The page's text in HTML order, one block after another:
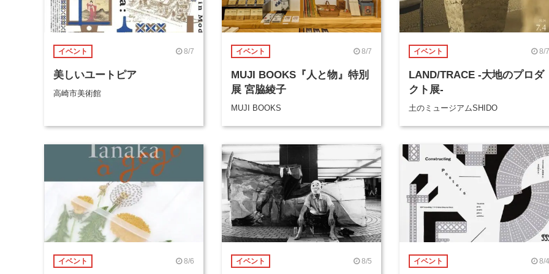
イベント 8/7
美しいユートピア
高崎市美術館
イベント 8/7
MUJI BOOKS『人と物』特別
展 宮脇綾子
MUJI BOOKS
イベント 8/7
LAND/TRACE -大地のプロダ
クト展-
土のミュージアムSHIDO
イベント 8/6 イベント 8/5 イベント 8/4